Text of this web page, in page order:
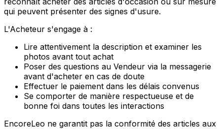
qui peuvent présenter des signes d'usure.
L'Acheteur s'engage à :
Lire attentivement la description et examiner les
photos avant tout achat
Poser des questions au Vendeur via la messagerie
avant d'acheter en cas de doute
Effectuer le paiement dans les délais convenus
Se comporter de manière respectueuse et de
bonne foi dans toutes les interactions
EncoreLeo ne garantit pas la conformité des articles aux